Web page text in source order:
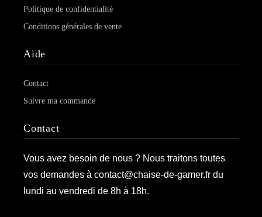
Politique de confidentialité
Conditions générales de vente
Aide
Contact
Suivre ma commande
Contact
Vous avez besoin de nous ? Nous traitons toutes
vos demandes à contact@chaise-de-gamer.fr du
lundi au vendredi de 8h à 18h.